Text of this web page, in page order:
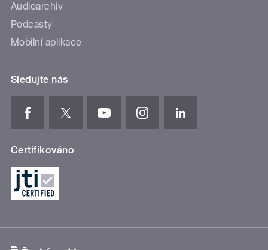
Audioarchiv
Podcasty
Mobilní aplikace
Sledujte nás
Certifikováno